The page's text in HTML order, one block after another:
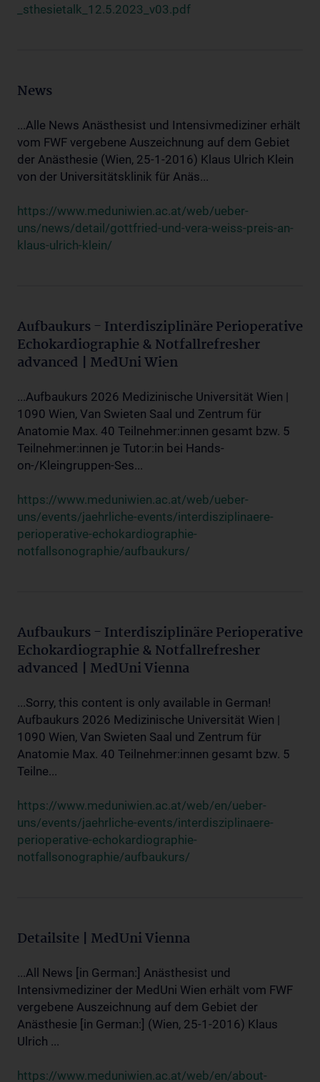
_sthesietalk_12.5.2023_v03.pdf
News
...Alle News Anästhesist und Intensivmediziner erhält
vom FWF vergebene Auszeichnung auf dem Gebiet
der Anästhesie (Wien, 25-1-2016) Klaus Ulrich Klein
von der Universitätsklinik für Anäs...
https://www.meduniwien.ac.at/web/ueber-
uns/news/detail/gottfried-und-vera-weiss-preis-an-
klaus-ulrich-klein/
Aufbaukurs - Interdisziplinäre Perioperative
Echokardiographie & Notfallrefresher
advanced | MedUni Wien
...Aufbaukurs 2026 Medizinische Universität Wien |
1090 Wien, Van Swieten Saal und Zentrum für
Anatomie Max. 40 Teilnehmer:innen gesamt bzw. 5
Teilnehmer:innen je Tutor:in bei Hands-
on-/Kleingruppen-Ses...
https://www.meduniwien.ac.at/web/ueber-
uns/events/jaehrliche-events/interdisziplinaere-
perioperative-echokardiographie-
notfallsonographie/aufbaukurs/
Aufbaukurs - Interdisziplinäre Perioperative
Echokardiographie & Notfallrefresher
advanced | MedUni Vienna
...Sorry, this content is only available in German!
Aufbaukurs 2026 Medizinische Universität Wien |
1090 Wien, Van Swieten Saal und Zentrum für
Anatomie Max. 40 Teilnehmer:innen gesamt bzw. 5
Teilne...
https://www.meduniwien.ac.at/web/en/ueber-
uns/events/jaehrliche-events/interdisziplinaere-
perioperative-echokardiographie-
notfallsonographie/aufbaukurs/
Detailsite | MedUni Vienna
...All News [in German:] Anästhesist und
Intensivmediziner der MedUni Wien erhält vom FWF
vergebene Auszeichnung auf dem Gebiet der
Anästhesie [in German:] (Wien, 25-1-2016) Klaus
Ulrich ...
https://www.meduniwien.ac.at/web/en/about-